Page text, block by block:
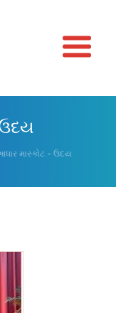
માસ્કોટ - ઉદય